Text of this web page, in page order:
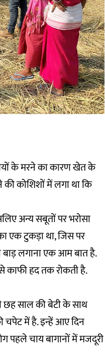
के मरने का कारण खेत के
कोशिशों में लगा था कि
अन्य सबूतों पर भरोसा
एक टुकड़ा था, जिस पर
बाड़ लगाना एक आम बात है.
से काफी हद तक रोकती है.
छह साल की बेटी के साथ
चपेट में है. इन्हें आए दिन
पहले चाय बागानों में मजदूरी